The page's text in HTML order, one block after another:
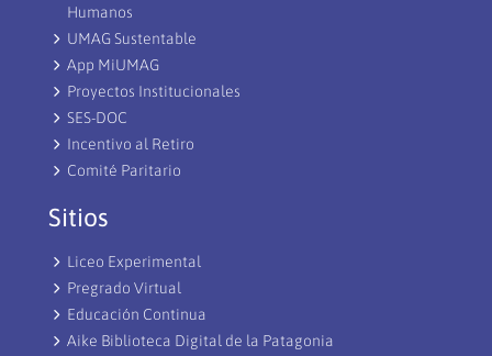
Humanos
UMAG Sustentable
App MiUMAG
Proyectos Institucionales
SES-DOC
Incentivo al Retiro
Comité Paritario
Sitios
Liceo Experimental
Pregrado Virtual
Educación Continua
Aike Biblioteca Digital de la Patagonia